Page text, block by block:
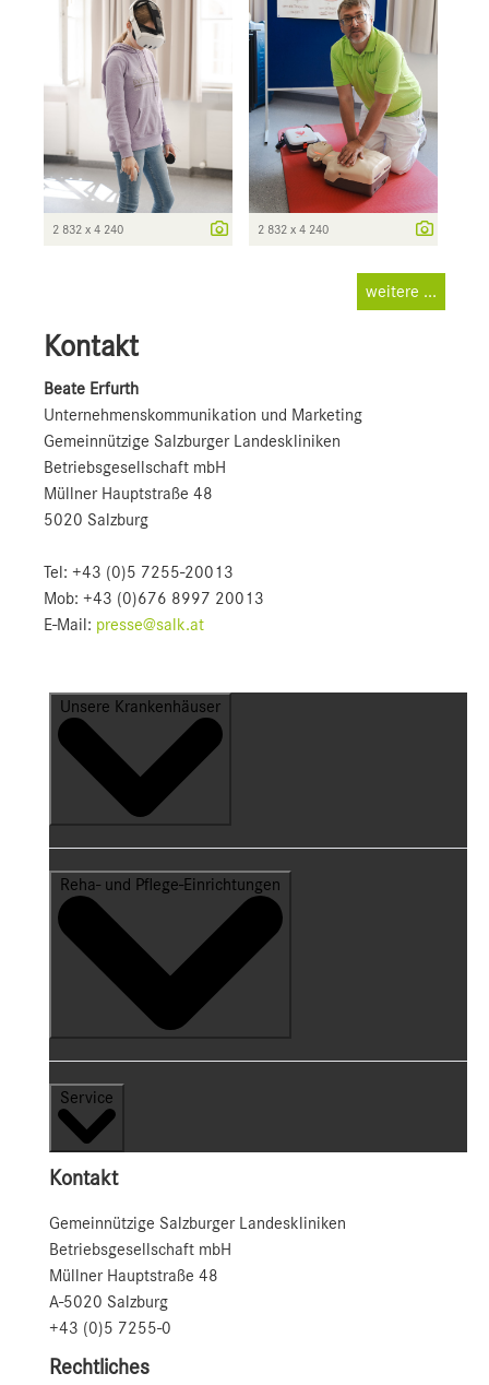
2 832 x 4 240 2 832 x 4 240
weitere ...
Kontakt
Beate Erfurth
Unternehmens­kommunikation und Marketing
Gemeinnützige Salzburger Landeskliniken
Betriebsgesellschaft mbH
Müllner Hauptstraße 48
5020 Salzburg
Tel: +43 (0)5 7255-20013
Mob: +43 (0)676 8997 20013
E-Mail: presse@salk.at
Unsere Krankenhäuser
Reha- und Pflege-Einrichtungen
Service
Kontakt
Gemeinnützige Salzburger Landeskliniken
Betriebsgesellschaft mbH
Müllner Hauptstraße 48
A-5020 Salzburg
+43 (0)5 7255-0
Rechtliches